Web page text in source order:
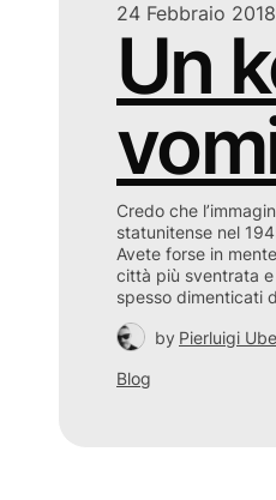
24 Febbraio 2018
Un
Credo che
statunitense nel
Avete forse in
città più sventrata
spesso dimenticati
by Pierluigi
Blog